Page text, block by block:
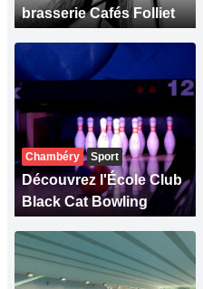
brasserie Cafés Folliet
Chambéry Sport
Découvrez l'École Club
Black Cat Bowling